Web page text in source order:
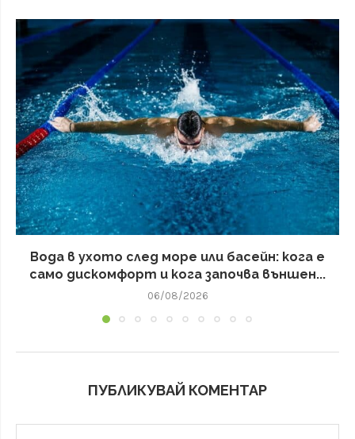
Вода в ухото след море или басейн: кога е
само дискомфорт и кога започва външен...
06/08/2026
ПУБЛИКУВАЙ КОМЕНТАР